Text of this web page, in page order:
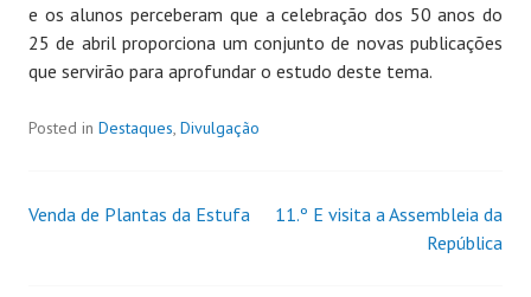
e os alunos perceberam que a celebração dos 50 anos do
25 de abril proporciona um conjunto de novas publicações
que servirão para aprofundar o estudo deste tema.
Posted in Destaques, Divulgação
Venda de Plantas da Estufa
11.º E visita a Assembleia da
República